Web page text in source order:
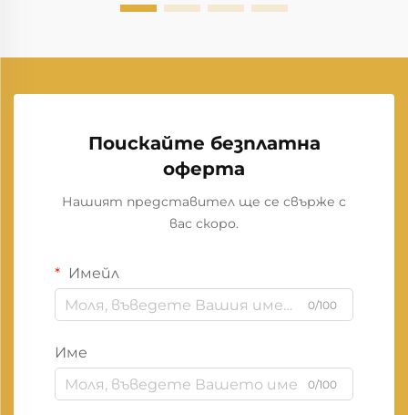
Поискайте безплатна
оферта
Нашият представител ще се свърже с
вас скоро.
Имейл
0/100
Име
0/100